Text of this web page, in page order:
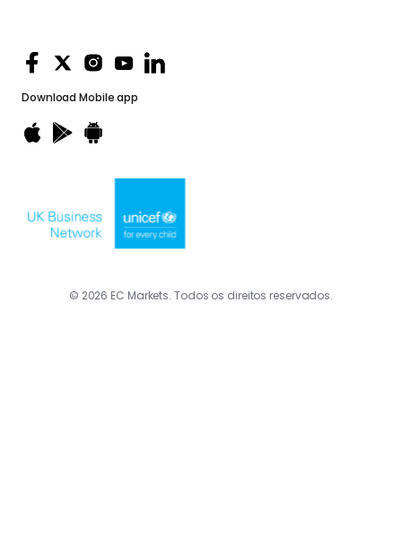
Download Mobile app
© 2026 EC Markets. Todos os direitos reservados.